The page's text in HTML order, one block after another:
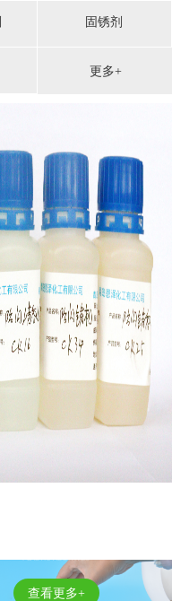
固锈剂
更多+
查看更多+